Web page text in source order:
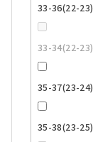
33-36(22-23)
33-34(22-23)
35-37(23-24)
35-38(23-25)